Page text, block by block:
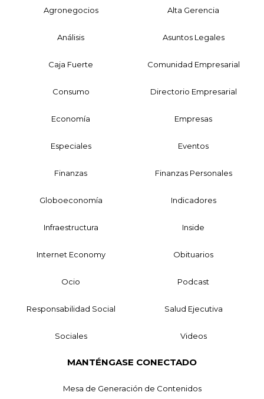
Agronegocios Alta Gerencia
Análisis Asuntos Legales
Caja Fuerte Comunidad Empresarial
Consumo Directorio Empresarial
Economía Empresas
Especiales Eventos
Finanzas Finanzas Personales
Globoeconomía Indicadores
Infraestructura Inside
Internet Economy Obituarios
Ocio Podcast
Responsabilidad Social Salud Ejecutiva
Sociales Videos
MANTÉNGASE CONECTADO
Mesa de Generación de Contenidos